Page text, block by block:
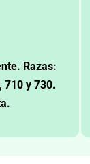
Razas:
710 y 730.